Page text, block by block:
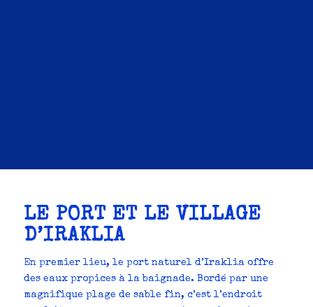
LE PORT ET LE VILLAGE
D’IRAKLIA
En premier lieu, le port naturel d’Iraklia offre
des eaux propices à la baignade. Bordé par une
magnifique plage de sable fin, c’est l’endroit